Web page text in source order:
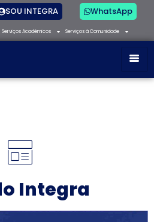
SOU INTEGRA WhatsApp
Serviços Acadêmicos Serviços à Comunidade
Integra